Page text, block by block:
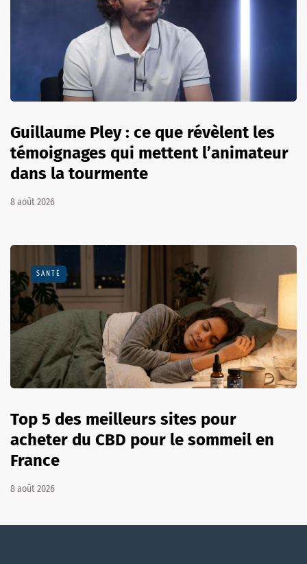
Guillaume Pley : ce que révèlent les
témoignages qui mettent l’animateur
dans la tourmente
8 août 2026
SANTÉ
Top 5 des meilleurs sites pour
acheter du CBD pour le sommeil en
France
8 août 2026